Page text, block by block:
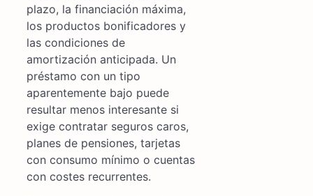
plazo, la financiación máxima,
los productos bonificadores y
las condiciones de
amortización anticipada. Un
préstamo con un tipo
aparentemente bajo puede
resultar menos interesante si
exige contratar seguros caros,
planes de pensiones, tarjetas
con consumo mínimo o cuentas
con costes recurrentes.